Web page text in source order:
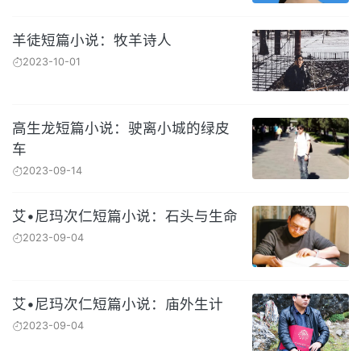
羊徒短篇小说：牧羊诗人
2023-10-01
高生龙短篇小说：驶离小城的绿皮
车
2023-09-14
艾•尼玛次仁短篇小说：石头与生命
2023-09-04
艾•尼玛次仁短篇小说：庙外生计
2023-09-04